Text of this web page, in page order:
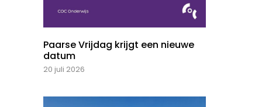
Paarse Vrijdag krijgt een nieuwe
datum
20 juli 2026